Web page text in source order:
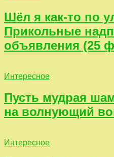
Шёл я как-то по
Прикольные
объявления (25
Интересное
Пусть мудрая
на волнующий
Интересное